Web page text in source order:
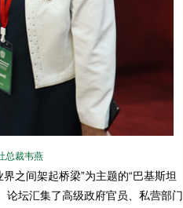
总裁韦燕
之间架起桥梁”为主题的“巴基斯坦
论坛汇集了高级政府官员、私营部门